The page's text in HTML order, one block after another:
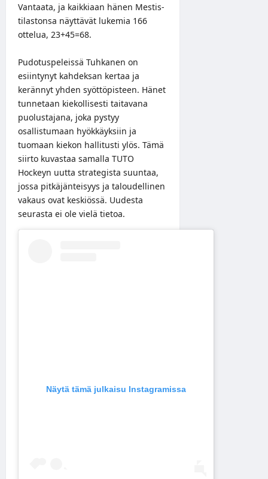
Vantaata, ja kaikkiaan hänen Mestis-
tilastonsa näyttävät lukemia 166
ottelua, 23+45=68.
Pudotuspeleissä Tuhkanen on
esiintynyt kahdeksan kertaa ja
kerännyt yhden syöttöpisteen. Hänet
tunnetaan kiekollisesti taitavana
puolustajana, joka pystyy
osallistumaan hyökkäyksiin ja
tuomaan kiekon hallitusti ylös. Tämä
siirto kuvastaa samalla TUTO
Hockeyn uutta strategista suuntaa,
jossa pitkäjänteisyys ja taloudellinen
vakaus ovat keskiössä. Uudesta
seurasta ei ole vielä tietoa.
Näytä tämä julkaisu Instagramissa